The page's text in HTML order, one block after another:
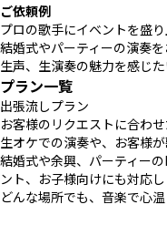
ご依頼例
プロの歌手にイベントを盛り
結婚式やパーティーの演奏を
生声、生演奏の魅力を感じた
プラン一覧
出張流しプラン
お客様のリクエストに合わせ
生オケでの演奏や、お客様
結婚式や余興、パーティー
ント、お子様向けにも対応し
どんな場所でも、音楽で心